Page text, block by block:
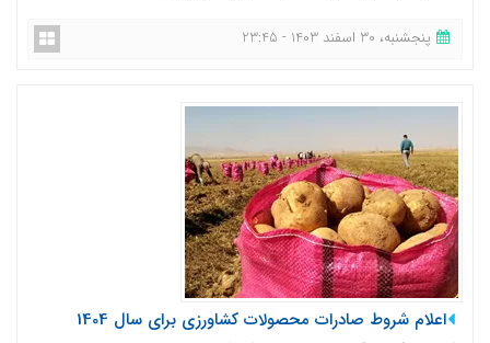
پنجشنبه، 30 اسفند 1403 - 23:45
اعلام شروط صادرات محصولات کشاورزی برای سال 1404